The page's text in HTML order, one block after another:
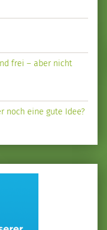
frei – aber nicht
noch eine gute Idee?